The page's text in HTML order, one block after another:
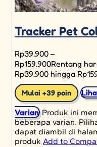
Tracker Pet
Rp39.900 –
Rp159.900Rentang
Rp39.900 hingga
Mulai +39 poin
Varian Produk ini
beberapa varian.
dapat diambil di
produk Add to